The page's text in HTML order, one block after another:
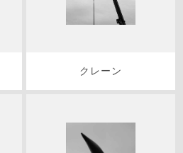
クレーン